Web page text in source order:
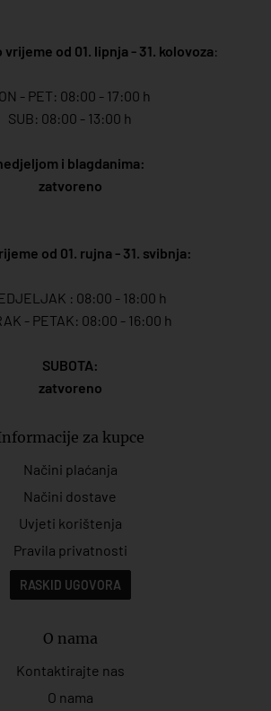
od 01. lipnja - 31. kolovoza:
- PET: 08:00 - 17:00 h
SUB: 08:00 - 13:00 h
i blagdanima:
zatvoreno
od 01. rujna - 31. svibnja:
: 08:00 - 18:00 h
- PETAK: 08:00 - 16:00 h
SUBOTA:
zatvoreno
za kupce
Načini plaćanja
Načini dostave
Uvjeti korištenja
Pravila privatnosti
RASKID UGOVORA
O nama
Kontaktirajte nas
O nama